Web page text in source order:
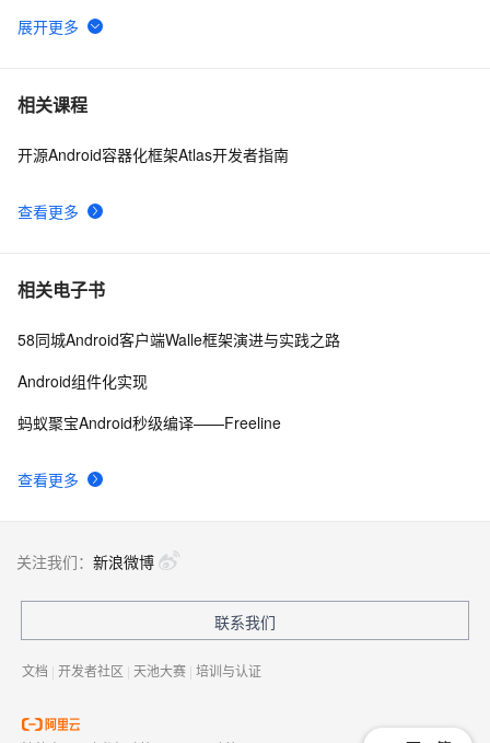
6 申请google android map api key
7 Android第二十期 - 微信的主体构架
8 Android布局变化时动画效果的现实(一)
9 Android显示GIF动画完整示例(一)
10
相关课程
查看更多
开源Android容器化框架Atlas开发者指南
相关电子书
查看更多
58同城Android客户端Walle框架演进与实践之路
Android组件化实现
蚂蚁聚宝Android秒级编译——Freeline
关注我们： 新浪微博
联系我们
文档 | 开发者社区 | 天池大赛 | 培训与认证